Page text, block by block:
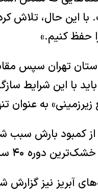
با این حال، تلاش
حفظ کنیم.»
تهران سپس
با این شرایط
به عنوان
کمبود بارش سبب
گذشته خود را سپری ‌کنند.